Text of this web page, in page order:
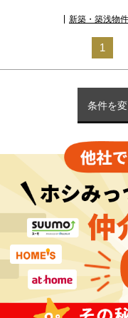
新築・築浅物件
1
条件を